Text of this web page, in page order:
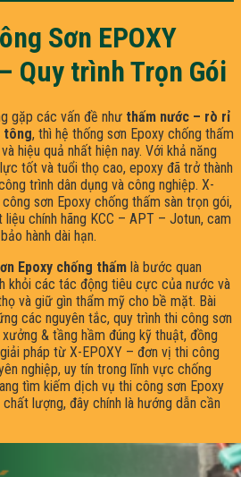
Sơn EPOXY
Quy trình Trọn Gói
gặp các vấn đề như thấm nước – rò rỉ
tông, thì hệ thống sơn Epoxy chống thấm
hiệu quả nhất hiện nay. Với khả năng
tốt và tuổi thọ cao, epoxy đã trở thành
trình dân dụng và công nghiệp. X-
sơn Epoxy chống thấm sàn trọn gói,
chính hãng KCC – APT – Jotun, cam
hành dài hạn.
Epoxy chống thấm là bước quan
khỏi các tác động tiêu cực của nước và
và giữ gìn thẩm mỹ cho bề mặt. Bài
các nguyên tắc, quy trình thi công sơn
& tầng hầm đúng kỹ thuật, đồng
pháp từ X-EPOXY – đơn vị thi công
nghiệp, uy tín trong lĩnh vực chống
tìm kiếm dịch vụ thi công sơn Epoxy
lượng, đây chính là hướng dẫn cần